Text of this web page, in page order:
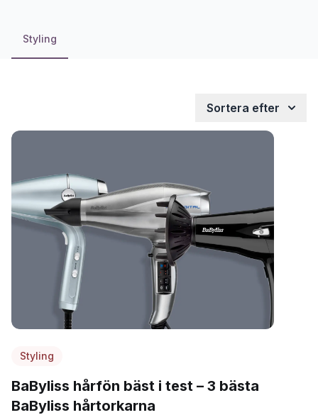
Styling
Sortera efter
Styling
BaByliss hårfön bäst i test – 3 bästa
BaByliss hårtorkarna